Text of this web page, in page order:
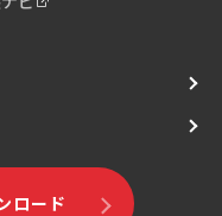
ロード